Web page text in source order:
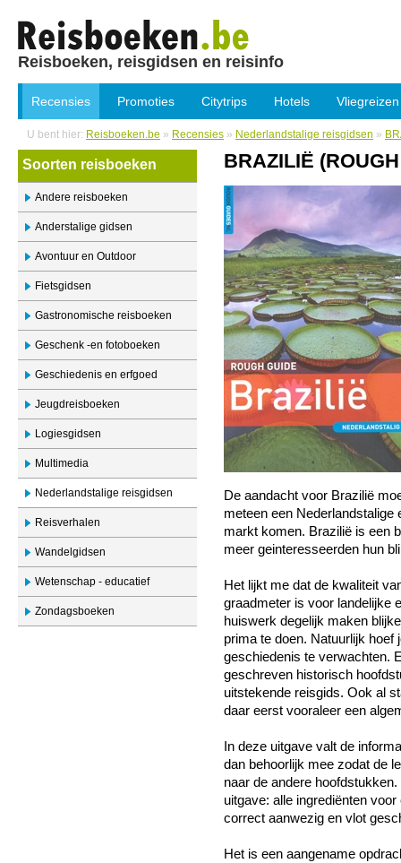
Reisboeken, reisgidsen en reisinfo
Recensies Promoties Citytrips Hotels Vliegreizen
U bent hier: Reisboeken.be » Recensies » Nederlandstalige reisgidsen »
Soorten reisboeken
Andere reisboeken
Anderstalige gidsen
Avontuur en Outdoor
Fietsgidsen
Gastronomische reisboeken
Geschenk -en fotoboeken
Geschiedenis en erfgoed
Jeugdreisboeken
Logiesgidsen
Multimedia
Nederlandstalige reisgidsen
Reisverhalen
Wandelgidsen
Wetenschap - educatief
Zondagsboeken
BRAZILIË
De aandacht voor Brazilië
meteen een
markt komen. Brazilië is een
meer geinteresseerden hun
Het lijkt me dat de kwaliteit
graadmeter is voor landelijke
huiswerk degelijk maken
prima te doen. Natuurlijk
geschiedenis te verwachten.
geschreven historisch
uitstekende reisgids. Ook al
daar eerst vooraleer een
In deze uitgave valt de
dan behoorlijk mee zodat de
naar de andere
uitgave: alle ingrediënten
correct aanwezig en vlot
Het is een aangename